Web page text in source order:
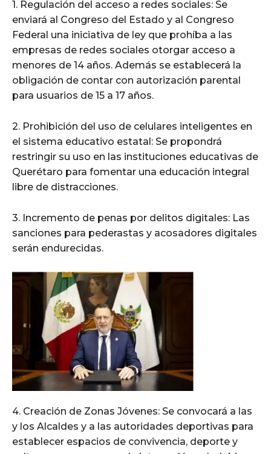
1. Regulación del acceso a redes sociales: Se
enviará al Congreso del Estado y al Congreso
Federal una iniciativa de ley que prohíba a las
empresas de redes sociales otorgar acceso a
menores de 14 años. Además se establecerá la
obligación de contar con autorización parental
para usuarios de 15 a 17 años.
2. Prohibición del uso de celulares inteligentes en
el sistema educativo estatal: Se propondrá
restringir su uso en las instituciones educativas de
Querétaro para fomentar una educación integral
libre de distracciones.
3. Incremento de penas por delitos digitales: Las
sanciones para pederastas y acosadores digitales
serán endurecidas.
4. Creación de Zonas Jóvenes: Se convocará a las
y los Alcaldes y a las autoridades deportivas para
establecer espacios de convivencia, deporte y